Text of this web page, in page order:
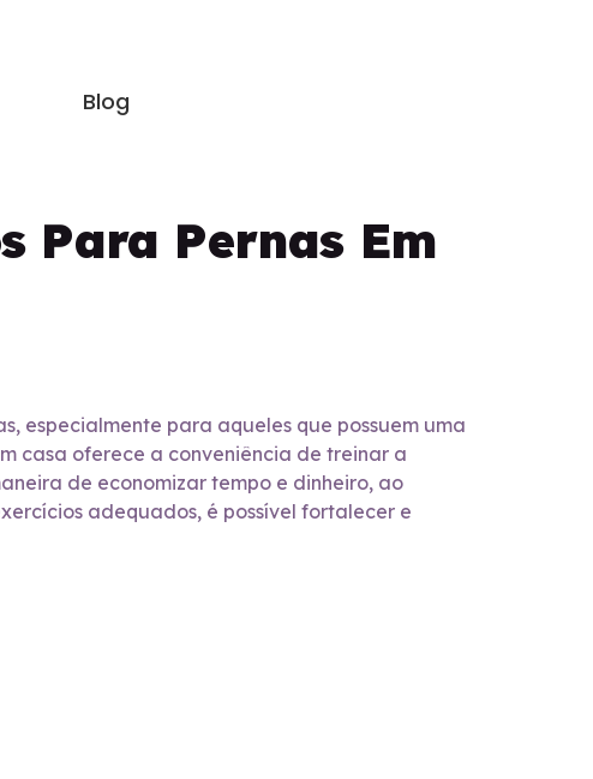
Blog
Para Pernas Em
especialmente para aqueles que possuem uma
casa oferece a conveniência de treinar a
de economizar tempo e dinheiro, ao
adequados, é possível fortalecer e